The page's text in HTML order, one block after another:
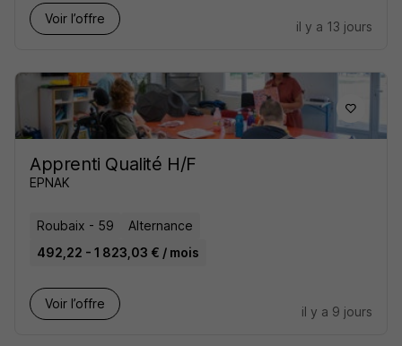
Voir l’offre
il y a 13 jours
Apprenti Qualité H/F
EPNAK
Roubaix - 59
Alternance
492,22 - 1 823,03 € / mois
Voir l’offre
il y a 9 jours